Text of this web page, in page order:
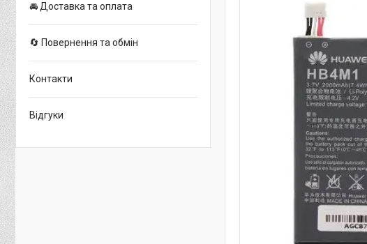
🚘 Доставка та оплата
🔄 Повернення та обмін
Контакти
Відгуки